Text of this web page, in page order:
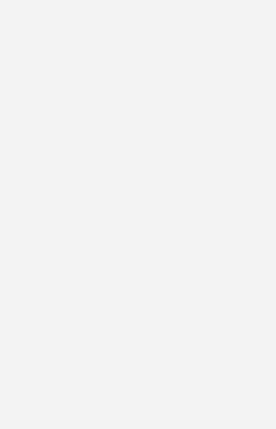
(Teil 3) – Umsetzung